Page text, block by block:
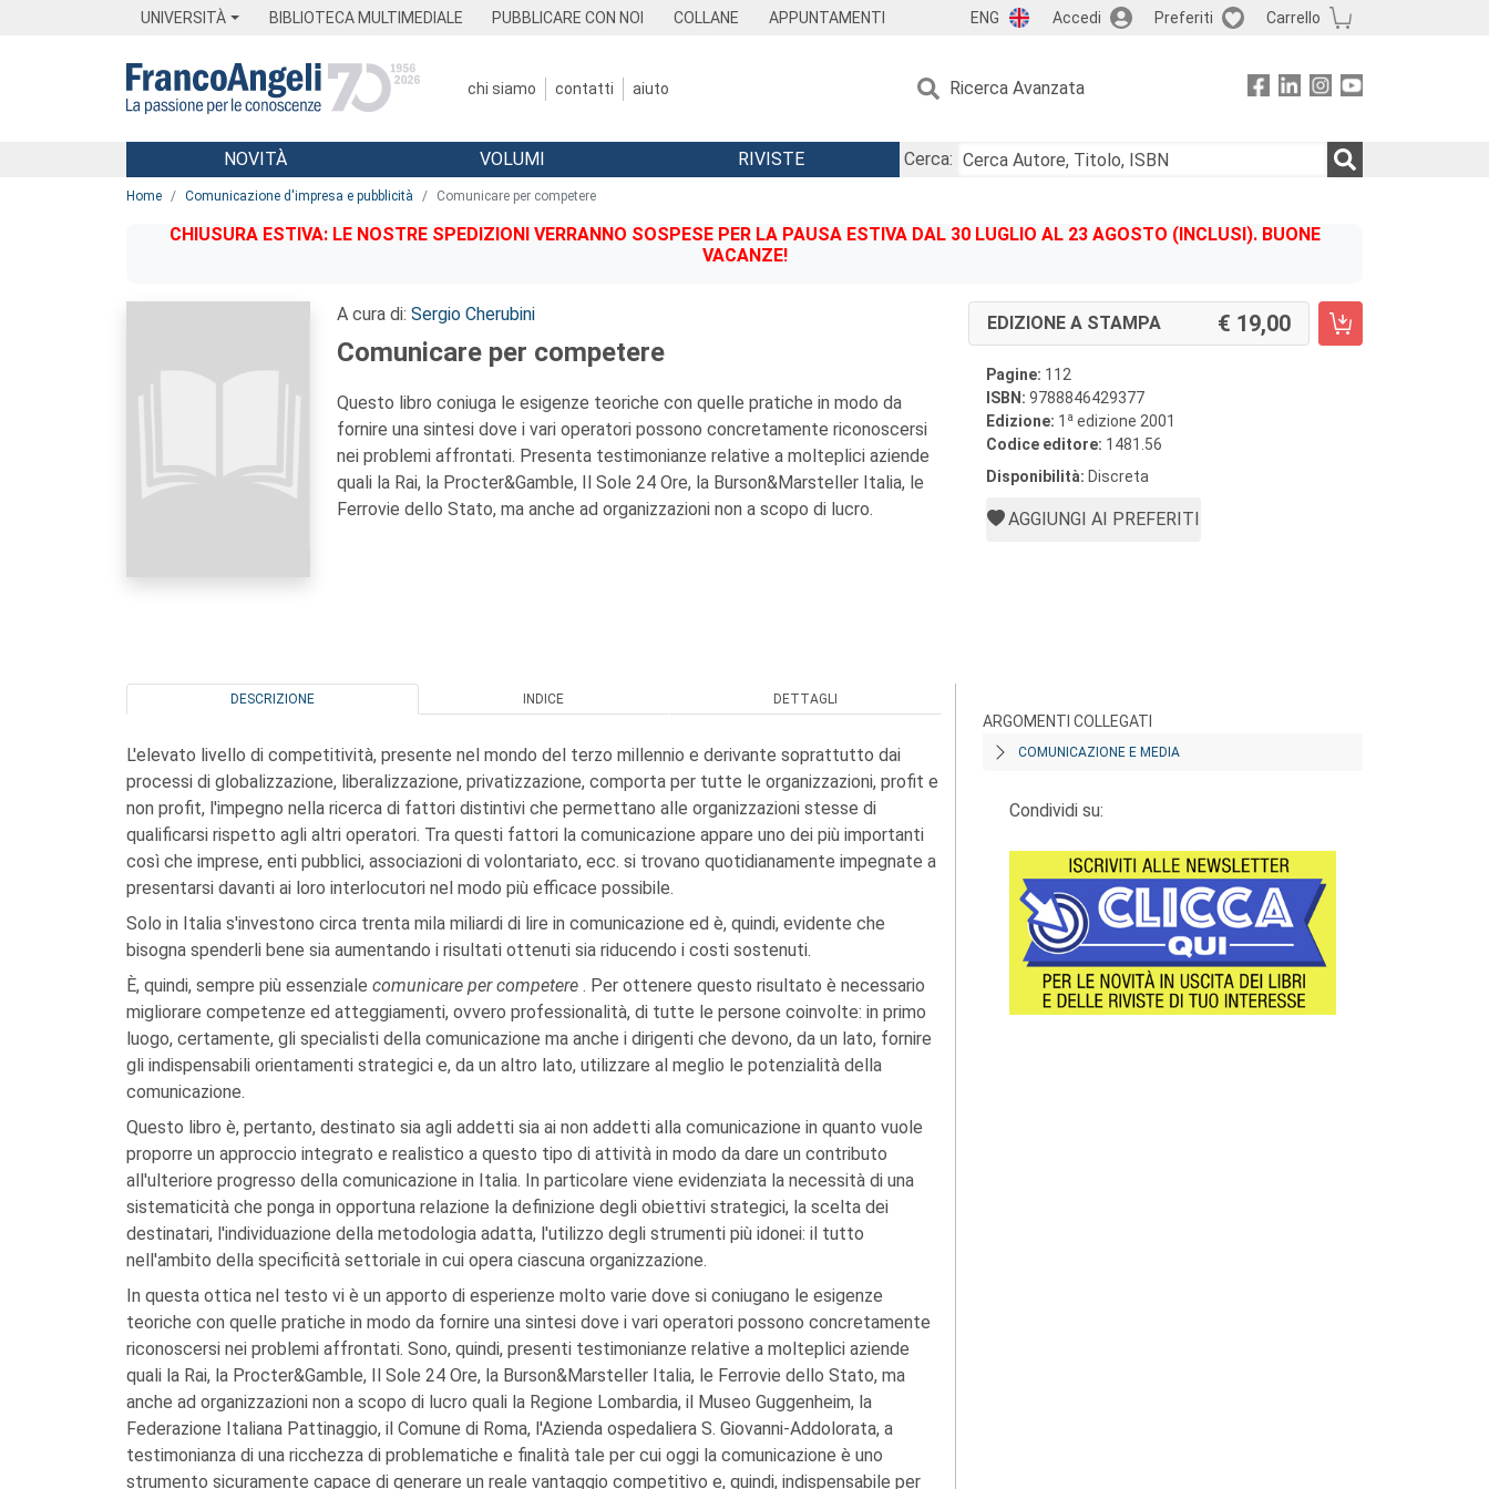
UNIVERSITÀ BIBLIOTECA MULTIMEDIALE PUBBLICARE CON NOI COLLANE APPUNTAMENTI ENG Accedi Preferiti Carrello
chi siamo contatti aiuto Ricerca Avanzata
Menu
NOVITÀ VOLUMI RIVISTE
Cerca:
Home Comunicazione d'impresa e pubblicità Comunicare per competere
CHIUSURA ESTIVA: LE NOSTRE SPEDIZIONI VERRANNO SOSPESE PER LA PAUSA ESTIVA DAL 30 LUGLIO AL 23 AGOSTO (INCLUSI). BUONE
VACANZE!
A cura di: Sergio Cherubini
Comunicare per competere
Questo libro coniuga le esigenze teoriche con quelle pratiche in modo da
fornire una sintesi dove i vari operatori possono concretamente riconoscersi
nei problemi affrontati. Presenta testimonianze relative a molteplici aziende
quali la Rai, la Procter&Gamble, Il Sole 24 Ore, la Burson&Marsteller Italia, le
Ferrovie dello Stato, ma anche ad organizzazioni non a scopo di lucro.
EDIZIONE A STAMPA 19,00
Pagine: 112
ISBN: 9788846429377
Edizione: 1 a edizione 2001
Codice editore: 1481.56
Disponibilità: Discreta
AGGIUNGI AI PREFERITI
DESCRIZIONE INDICE DETTAGLI
L'elevato livello di competitività, presente nel mondo del terzo millennio e derivante soprattutto dai
processi di globalizzazione, liberalizzazione, privatizzazione, comporta per tutte le organizzazioni, profit e
non profit, l'impegno nella ricerca di fattori distintivi che permettano alle organizzazioni stesse di
qualificarsi rispetto agli altri operatori. Tra questi fattori la comunicazione appare uno dei più importanti
così che imprese, enti pubblici, associazioni di volontariato, ecc. si trovano quotidianamente impegnate a
presentarsi davanti ai loro interlocutori nel modo più efficace possibile.
Solo in Italia s'investono circa trenta mila miliardi di lire in comunicazione ed è, quindi, evidente che
bisogna spenderli bene sia aumentando i risultati ottenuti sia riducendo i costi sostenuti.
È, quindi, sempre più essenziale comunicare per competere . Per ottenere questo risultato è necessario
migliorare competenze ed atteggiamenti, ovvero professionalità, di tutte le persone coinvolte: in primo
luogo, certamente, gli specialisti della comunicazione ma anche i dirigenti che devono, da un lato, fornire
gli indispensabili orientamenti strategici e, da un altro lato, utilizzare al meglio le potenzialità della
comunicazione.
Questo libro è, pertanto, destinato sia agli addetti sia ai non addetti alla comunicazione in quanto vuole
proporre un approccio integrato e realistico a questo tipo di attività in modo da dare un contributo
all'ulteriore progresso della comunicazione in Italia. In particolare viene evidenziata la necessità di una
sistematicità che ponga in opportuna relazione la definizione degli obiettivi strategici, la scelta dei
destinatari, l'individuazione della metodologia adatta, l'utilizzo degli strumenti più idonei: il tutto
nell'ambito della specificità settoriale in cui opera ciascuna organizzazione.
In questa ottica nel testo vi è un apporto di esperienze molto varie dove si coniugano le esigenze
teoriche con quelle pratiche in modo da fornire una sintesi dove i vari operatori possono concretamente
riconoscersi nei problemi affrontati. Sono, quindi, presenti testimonianze relative a molteplici aziende
quali la Rai, la Procter&Gamble, Il Sole 24 Ore, la Burson&Marsteller Italia, le Ferrovie dello Stato, ma
anche ad organizzazioni non a scopo di lucro quali la Regione Lombardia, il Museo Guggenheim, la
Federazione Italiana Pattinaggio, il Comune di Roma, l'Azienda ospedaliera S. Giovanni-Addolorata, a
testimonianza di una ricchezza di problematiche e finalità tale per cui oggi la comunicazione è uno
strumento sicuramente capace di generare un reale vantaggio competitivo e, quindi, indispensabile per
ARGOMENTI COLLEGATI
COMUNICAZIONE E MEDIA
Condividi su: